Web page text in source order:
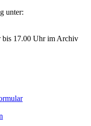
unter:
bis 17.00 Uhr im Archiv